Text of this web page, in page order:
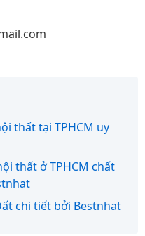
thất tại TPHCM uy
thất ở TPHCM chất
chi tiết bởi Bestnhat